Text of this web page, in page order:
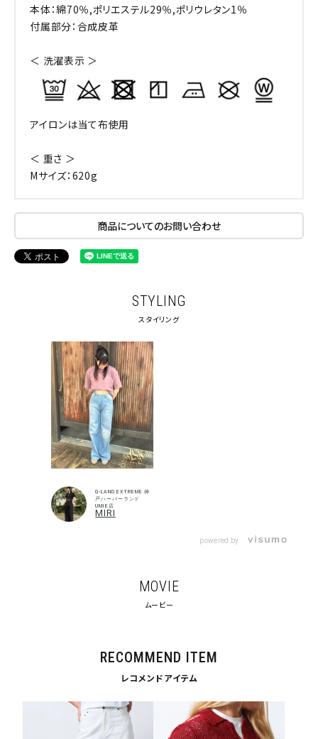
価格から探す
円
本体：綿70％,ポリエステル29％,ポリウレタン1％
付属部分：合成皮革
＜ 洗濯表示 ＞
アイロンは当て布使用
＜ 重さ ＞
Mサイズ：620g
商品についてのお問い合わせ
STYLING
スタイリング
G-LAND EXTREME 神
戸ハーバーランド
UMIE店
MIRI
powered by
MOVIE
ムービー
RECOMMEND ITEM
レコメンドアイテム